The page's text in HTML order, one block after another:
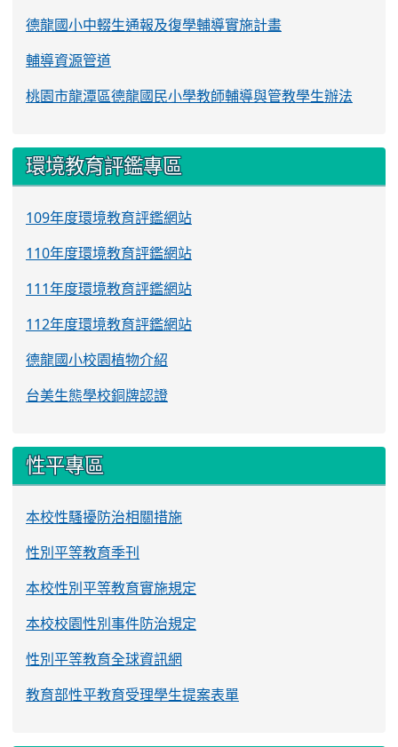
德龍國小中輟生通報及復學輔導實施計畫
輔導資源管道
桃園市龍潭區德龍國民小學教師輔導與管教學生辦法
環境教育評鑑專區
109年度環境教育評鑑網站
110年度環境教育評鑑網站
111年度環境教育評鑑網站
112年度環境教育評鑑網站
德龍國小校園植物介紹
台美生態學校銅牌認證
性平專區
本校性騷擾防治相關措施
性別平等教育季刊
本校性別平等教育實施規定
本校校園性別事件防治規定
性別平等教育全球資訊網
教育部性平教育受理學生提案表單